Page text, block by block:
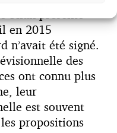
bilan présenté
en 2015
n’avait été signé.
des
ont connu plus
leur
est souvent
propositions